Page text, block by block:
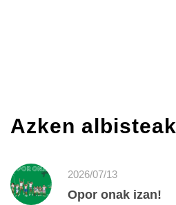
Azken albisteak
2026/07/13
Opor onak izan!